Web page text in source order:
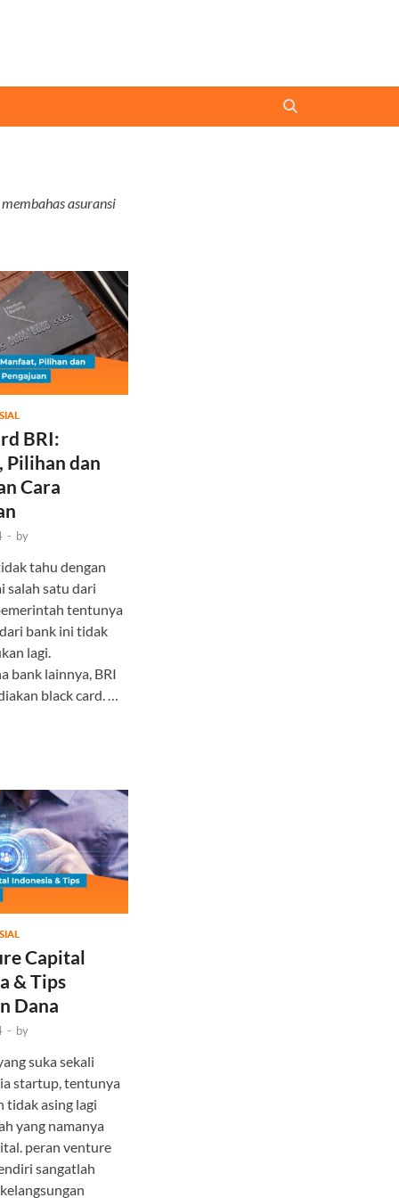
asuransi
BRI:
Pilihan dan
Cara
- by
tahu dengan
salah satu dari
tentunya
bank ini tidak
lagi.
bank lainnya, BRI
black card. …
Capital
& Tips
Dana
- by
suka sekali
startup, tentunya
tidak asing lagi
yang namanya
peran venture
sangatlah